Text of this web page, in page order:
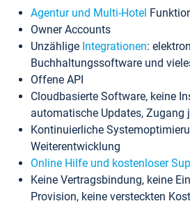
Agentur und Multi-Hotel
Owner Accounts
Unzählige Integrationen:
Buchhaltungssoftware und
Offene API
Cloudbasierte Software, keine
automatische Updates, Zugang
Kontinuierliche
Weiterentwicklung
Online Hilfe und kostenloser
Keine Vertragsbindung, keine
Provision, keine versteckten